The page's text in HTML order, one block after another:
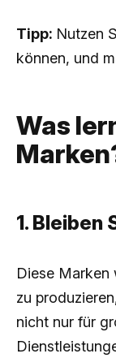
Tipp: Nutzen
können, und
Was
1. Bleiben
Diese Marken
zu
nicht nur für